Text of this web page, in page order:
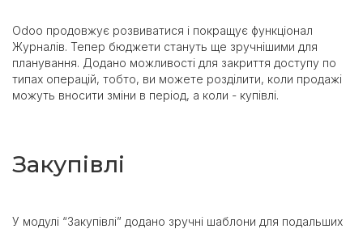
Odoo продовжує розвиватися і покращує функціонал
Журналів. Тепер бюджети стануть ще зручнішими для
планування. Додано можливості для закриття доступу по
типах операцій, тобто, ви можете розділити, коли продажі
можуть вносити зміни в період, а коли - купівлі.
Закупівлі
У модулі “Закупівлі” додано зручні шаблони для подальших